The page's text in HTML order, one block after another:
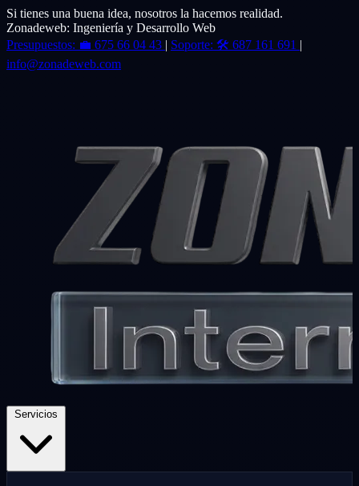
Si tienes una buena idea, nosotros la hacemos realidad.
Zonadeweb: Ingeniería y Desarrollo Web
Presupuestos: 💼 675 66 04 43 | Soporte: 🛠️ 687 161 691 |
info@zonadeweb.com